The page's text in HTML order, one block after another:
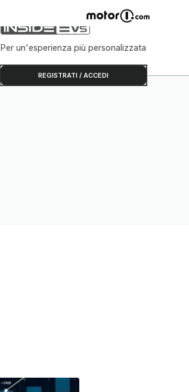
Per un'esperienza più personalizzata
REGISTRATI / ACCEDI